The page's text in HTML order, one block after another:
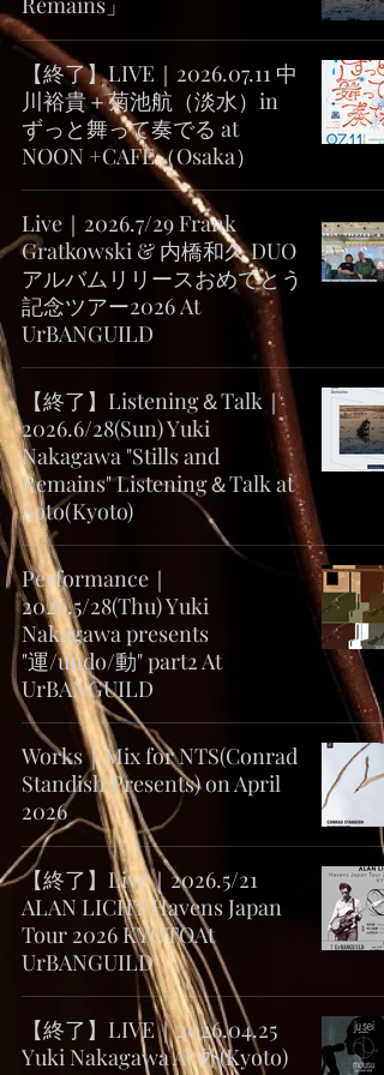
【終了】LIVE｜2026.07.11 中
川裕貴＋菊池航（淡水）in
ずっと舞って奏でる at
NOON +CAFE（Osaka）
Live｜2026.7/29 Frank
Gratkowski & 内橋和久 DUO
アルバムリリースおめでとう
記念ツアー2026 At
UrBANGUILD
【終了】Listening＆Talk｜
2026.6/28(Sun) Yuki
Nakagawa "Stills and
Remains" Listening＆Talk at
Soto(Kyoto)
Performance｜
2026.5/28(Thu) Yuki
Nakagawa presents
"運/undo/動" part2 At
UrBANGUILD
Works｜Mix for NTS(Conrad
Standish Presents) on April
2026
【終了】Live｜2026.5/21
ALAN LICHT Havens Japan
Tour 2026 KYOTOAt
UrBANGUILD
【終了】LIVE｜2026.04.25
Yuki Nakagawa At 外(Kyoto)